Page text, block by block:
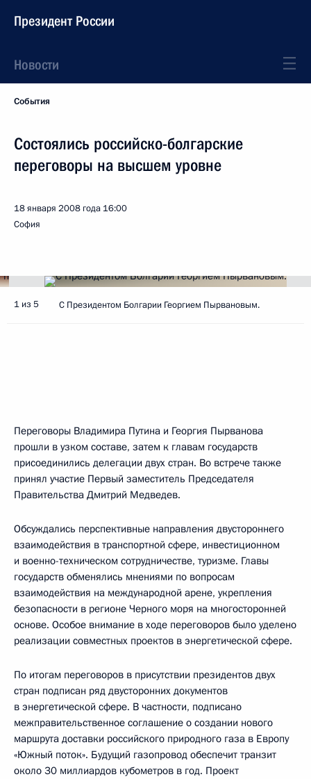
Президент России
Новости
События
Состоялись российско-болгарские
переговоры на высшем уровне
18 января 2008 года 16:00
София
1 из 5 С Президентом Болгарии Георгием Пырвановым.
Переговоры Владимира Путина и Георгия Пырванова
прошли в узком составе, затем к главам государств
присоединились делегации двух стран. Во встрече также
принял участие Первый заместитель Председателя
Правительства Дмитрий Медведев.
Обсуждались перспективные направления двустороннего
взаимодействия в транспортной сфере, инвестиционном
и военно-техническом сотрудничестве, туризме. Главы
государств обменялись мнениями по вопросам
взаимодействия на международной арене, укрепления
безопасности в регионе Черного моря на многосторонней
основе. Особое внимание в ходе переговоров было уделено
реализации совместных проектов в энергетической сфере.
По итогам переговоров в присутствии президентов двух
стран подписан ряд двусторонних документов
в энергетической сфере. В частности, подписано
межправительственное соглашение о создании нового
маршрута доставки российского природного газа в Европу
«Южный поток». Будущий газопровод обеспечит транзит
около 30 миллиардов кубометров в год. Проект